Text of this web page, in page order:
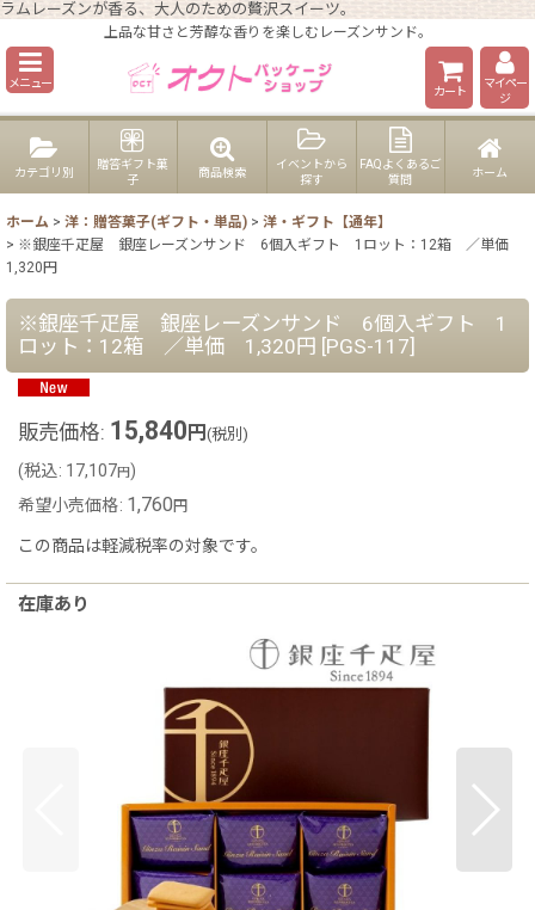
ラムレーズンが香る、大人のための贅沢スイーツ。
上品な甘さと芳醇な香りを楽しむレーズンサンド。
メニュー
カート
マイペー
ジ
カテゴリ別
贈答ギフト菓
子
商品検索
イベントから
探す
FAQよくあるご
質問
ホーム
ホーム > 洋：贈答菓子(ギフト・単品) > 洋・ギフト【通年】
> ※銀座千疋屋 銀座レーズンサンド 6個入ギフト 1ロット：12箱 ／単価
1,320円
※銀座千疋屋 銀座レーズンサンド 6個入ギフト 1
ロット：12箱 ／単価 1,320円 [PGS-117]
販売価格: 15,840 円 (税別)
(税込: 17,107円)
希望小売価格: 1,760 円
この商品は軽減税率の対象です。
在庫あり